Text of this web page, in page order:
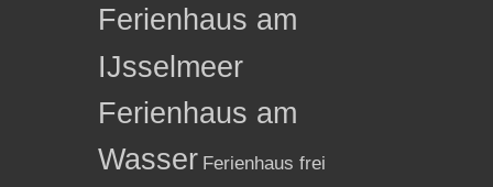
Ferienhaus am
IJsselmeer
Ferienhaus am
Wasser Ferienhaus frei